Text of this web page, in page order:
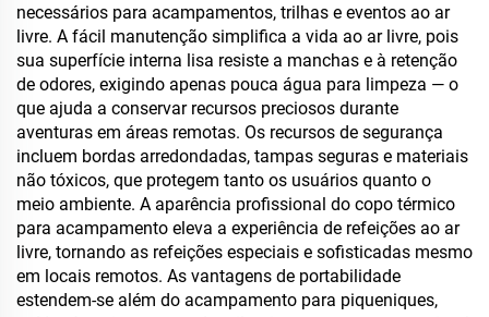
necessários para acampamentos, trilhas e eventos ao ar
livre. A fácil manutenção simplifica a vida ao ar livre, pois
sua superfície interna lisa resiste a manchas e à retenção
de odores, exigindo apenas pouca água para limpeza — o
que ajuda a conservar recursos preciosos durante
aventuras em áreas remotas. Os recursos de segurança
incluem bordas arredondadas, tampas seguras e materiais
não tóxicos, que protegem tanto os usuários quanto o
meio ambiente. A aparência profissional do copo térmico
para acampamento eleva a experiência de refeições ao ar
livre, tornando as refeições especiais e sofisticadas mesmo
em locais remotos. As vantagens de portabilidade
estendem-se além do acampamento para piqueniques,